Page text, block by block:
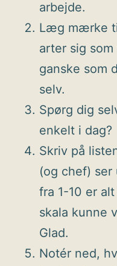
arbejde.
Læg mærke
arter sig
ganske som
selv.
Spørg dig
enkelt i dag?
Skriv på
(og chef)
fra 1-10 er
skala kunne
Glad.
Notér ned,